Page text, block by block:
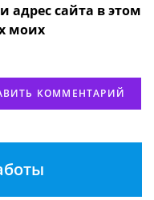
адрес сайта в этом
моих